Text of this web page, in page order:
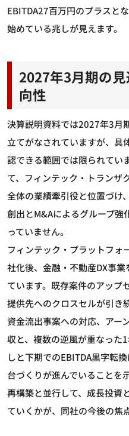
EBITDA27百万円のプラスと
始めている兆しが見えます。
2027年3月期の
向性
決算説明資料では2027年3月
立てがなされていますが、具
認できる範囲では限られてい
て、フィンテック・トランザ
全体の業績牽引役と位置づけ
創出とM&Aによるグループ強
っていません。
フィンテック・プラットフォ
社化後、金融・不動産DX事
ています。既存案件のアップ
提供先へのクロスセルが引き
資金流出事案への対応、アー
収と、複数の逆風が重なった
しと下期でのEBITDA黒字転
台づくりが進んでいることを
再構築と並行して、成長投資
ていくかが、同社の今後の焦